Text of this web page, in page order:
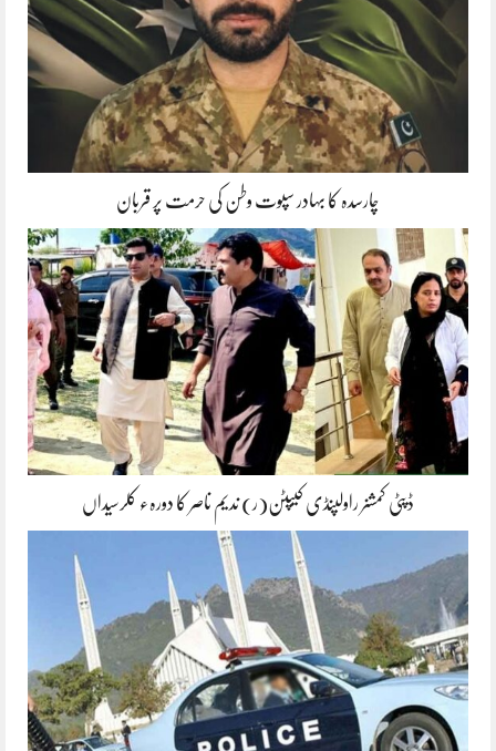
چارسدہ کا بہادر سپوت وطن کی حرمت پر قربان
ڈپٹی کمشنر راولپنڈی کیپٹن(ر) ندیم ناصر کا دورہء کلرسیداں